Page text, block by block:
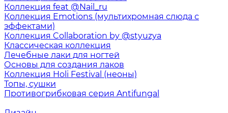
Коллекция feat @Nail_ru
Коллекция Emotions (мультихромная слюда с
эффектами)
Коллекция Collaboration by @styuzya
Классическая коллекция
Лечебные лаки для ногтей
Основы для создания лаков
Коллекция Holi Festival (неоны)
Топы, сушки
Противогрибковая серия Antifungal